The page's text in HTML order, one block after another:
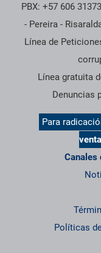
PBX: +57 606
- Pereira -
Línea de
Línea gratuita
Denuncias
Para
Canales
Políticas